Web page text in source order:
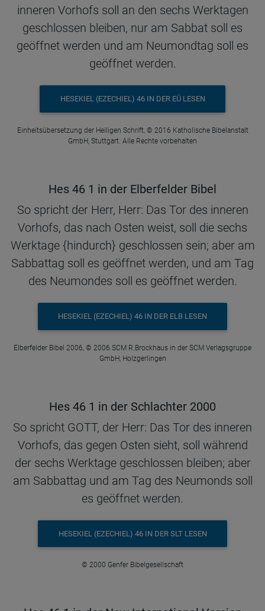
inneren Vorhofs soll an den sechs Werktagen
geschlossen bleiben, nur am Sabbat soll es
geöffnet werden und am Neumondtag soll es
geöffnet werden.
HESEKIEL (EZECHIEL) 46 IN DER EÜ LESEN
Einheitsübersetzung der Heiligen Schrift, © 2016 Katholische Bibelanstalt
GmbH, Stuttgart. Alle Rechte vorbehalten
Hes 46 1 in der Elberfelder Bibel
So spricht der Herr, Herr: Das Tor des inneren
Vorhofs, das nach Osten weist, soll die sechs
Werktage {hindurch} geschlossen sein; aber am
Sabbattag soll es geöffnet werden, und am Tag
des Neumondes soll es geöffnet werden.
HESEKIEL (EZECHIEL) 46 IN DER ELB LESEN
Elberfelder Bibel 2006, © 2006 SCM R.Brockhaus in der SCM Verlagsgruppe
GmbH, Holzgerlingen
Hes 46 1 in der Schlachter 2000
So spricht GOTT, der Herr: Das Tor des inneren
Vorhofs, das gegen Osten sieht, soll während
der sechs Werktage geschlossen bleiben; aber
am Sabbattag und am Tag des Neumonds soll
es geöffnet werden.
HESEKIEL (EZECHIEL) 46 IN DER SLT LESEN
© 2000 Genfer Bibelgesellschaft